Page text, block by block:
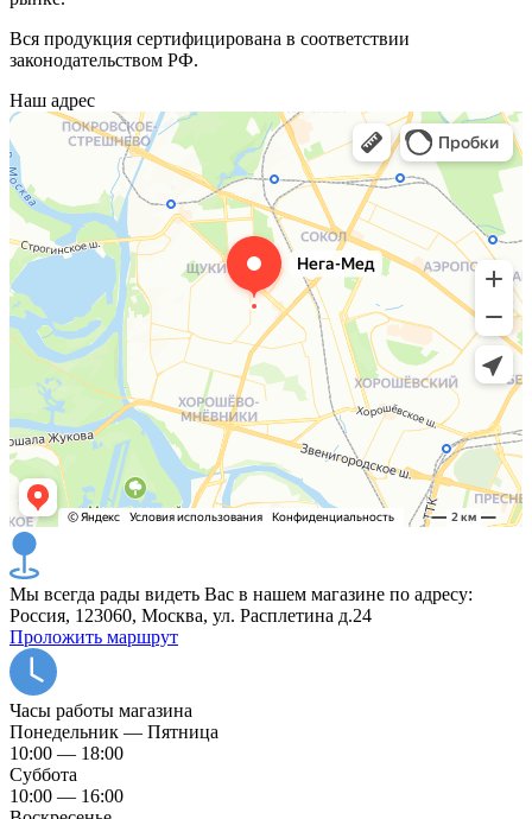
Вся продукция сертифицирована в соответствии
законодательством РФ.
Наш адрес
Мы всегда рады видеть Вас в нашем магазине по адресу:
Россия, 123060, Москва, ул. Расплетина д.24
Проложить маршрут
Часы работы магазина
Понедельник — Пятница
10:00 — 18:00
Суббота
10:00 — 16:00